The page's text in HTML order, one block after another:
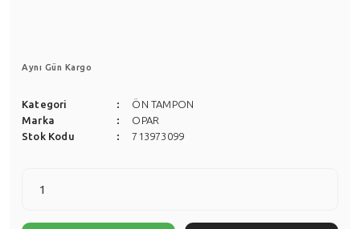
Aynı Gün Kargo
Kategori
ÖN TAMPON
Marka
OPAR
Stok Kodu
713973099